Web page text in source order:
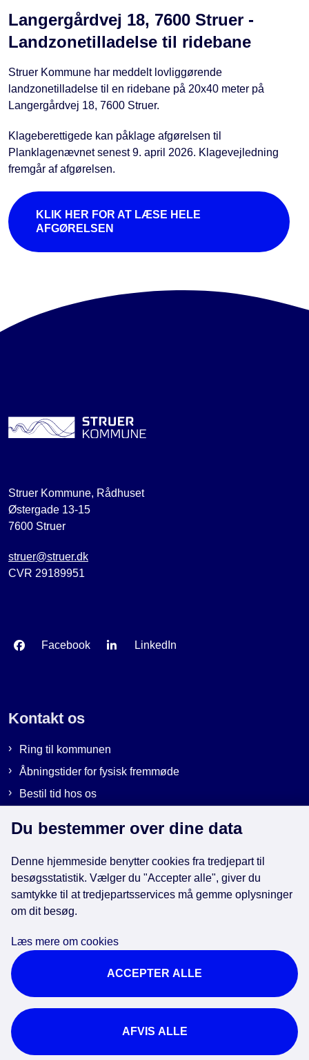
Langergårdvej 18, 7600 Struer -
Landzonetilladelse til ridebane
Struer Kommune har meddelt lovliggørende
landzonetilladelse til en ridebane på 20x40 meter på
Langergårdvej 18, 7600 Struer.
Klageberettigede kan påklage afgørelsen til
Planklagenævnet senest 9. april 2026. Klagevejledning
fremgår af afgørelsen.
KLIK HER FOR AT LÆSE HELE
AFGØRELSEN
Struer Kommune, Rådhuset
Østergade 13-15
7600 Struer
struer@struer.dk
CVR 29189951
Facebook LinkedIn
Kontakt os
Ring til kommunen
Åbningstider for fysisk fremmøde
Bestil tid hos os
Genveje
EAN-numre i kommunen
Cookies
Tilgængelighedserklæring
Brug af kunstig intelligens
Du bestemmer over dine data
Denne hjemmeside benytter cookies fra tredjepart til
besøgsstatistik. Vælger du "Accepter alle", giver du
samtykke til at tredjepartsservices må gemme oplysninger
om dit besøg.
Læs mere om cookies
ACCEPTER ALLE
AFVIS ALLE